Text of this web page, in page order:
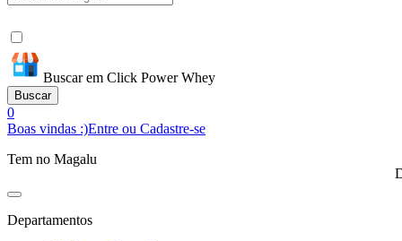
Buscar em Click Power Whey
Buscar
0
Boas vindas :)Entre ou Cadastre-se
Tem no Magalu
Departamentos